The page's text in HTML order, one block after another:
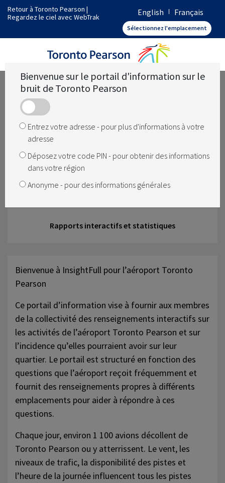
Retour à Toronto Pearson |
Regardez le ciel avec WebTrak
English Français
Sélectionnez l'emplacement
Bienvenue sur le portail d'information sur le
bruit de Toronto Pearson
Entrez votre adresse - pour plus d'informations à votre
adresse
Déposez votre code PIN - pour obtenir des informations
dans votre région
Anonyme - pour des informations générales
Comment fonctionne Toronto Pearson
L'aéroport ferme-t-il la nuit
Rapports interactifs et statistiques
Bienvenue à InsightFull pour l’aéroport Toronto
Pearson
Ce portail d’information vise à fournir aux membres
de la collectivité des renseignements interactifs sur
les activités de l’aéroport Toronto Pearson et sur
l’incidence qu’elles pourraient avoir sur leur
quartier. Le portail est structuré en fonction des
questions que l’aéroport reçoit fréquemment et
fournit des renseignements propres à différents
emplacements pour aider à répondre à ces
questions.
Chaque jour, environ 1 100 avions décollent de
Toronto Pearson ou y atterrissent. Le vent, les
niveaux de trafic, la disponibilité des pistes et
l’heure de la journée influencent tous les pistes